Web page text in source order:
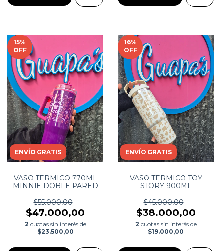
15%
OFF
ENVÍO GRATIS
VASO TERMICO 770ML
MINNIE DOBLE PARED
$55.000,00
$47.000,00
2 cuotas sin interés de
$23.500,00
16%
OFF
ENVÍO GRATIS
VASO TERMICO TOY
STORY 900ML
$45.000,00
$38.000,00
2 cuotas sin interés de
$19.000,00